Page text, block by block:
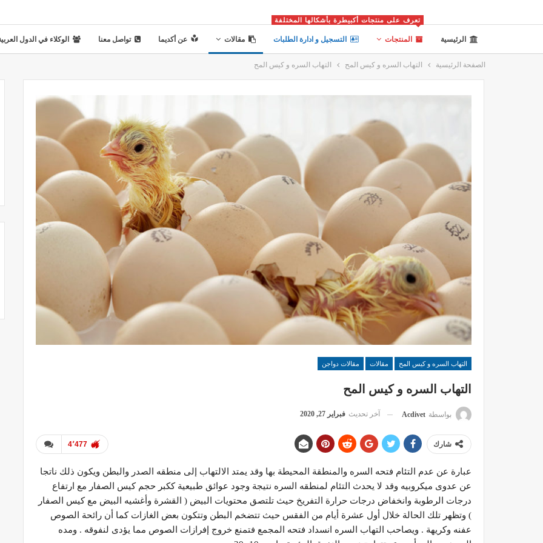
الرئيسية المنتجات
تعرف على منتجات أكبيطرة بأشكالها المختلفة
التسجيل و ادارة الطلبات مقالات عن أكديما تواصل معنا الوكلاء في الدول
الصفحة الرئيسية التهاب السره و كيس المح التهاب السره و كيس المح
التهاب السره و كيس المح مقالات مقالات دواجن
التهاب السره و كيس المح
بواسطة Acdivet آخر تحديث فبراير 27, 2020
4٬477 شارك
عبارة عن عدم التئام فتحه السره والمنطقة المحيطة بها وقد يمتد الالتهاب إلى منطقه الصدر والبطن ويكون ذلك ناتجا
عن عدوى ميكروبيه وقد لا يحدث التئام لمنطقه السره نتيجة وجود عوائق طبيعية ككبر حجم كيس الصفار مع ارتفاع
درجات الرطوبة وانخفاض درجات حرارة التفريخ حيث تلتصق محتويات البيض ( القشرة وأغشيه البيض مع كيس الصفار
) وتظهر تلك الحالة خلال أول عشرة أيام من الفقس حيث تتضخم البطن وتتكون بعض الغازات كما أن رائحة الصوص
عفنه وكريهة . ويصاحب التهاب السره انسداد فتحه المجمع فتمنع خروج إفرازات الصوص مما يؤدى لنفوقه . ومده